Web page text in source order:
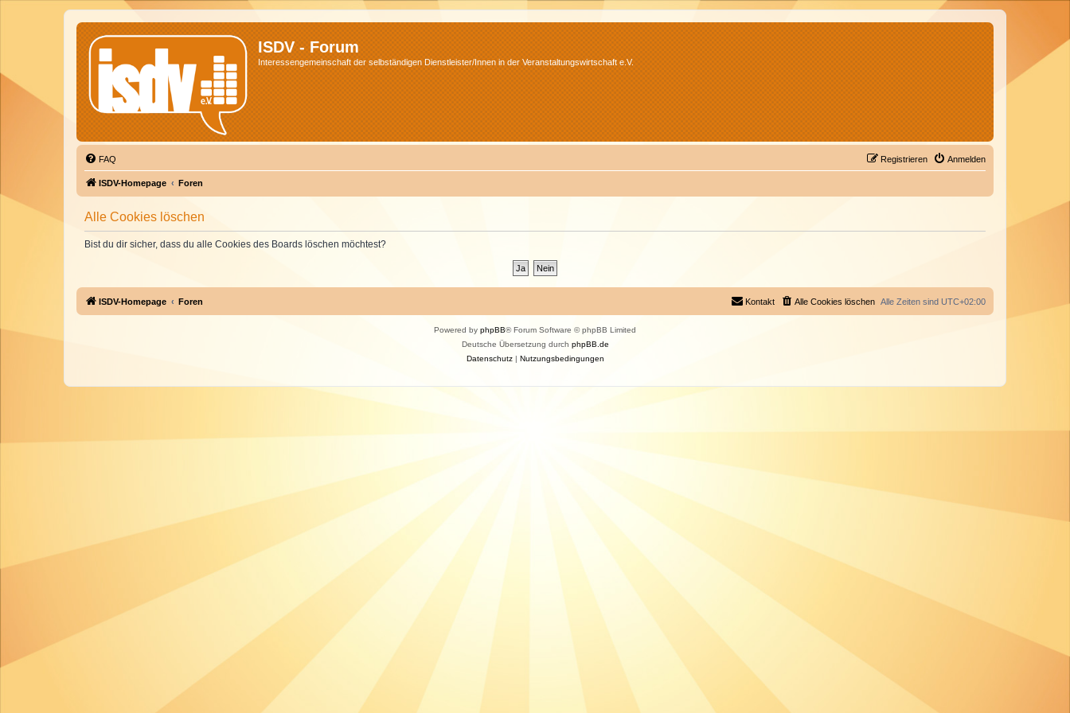
ISDV - Forum
Interessengemeinschaft der selbständigen Dienstleister/Innen in der Veranstaltungswirtschaft e.V.
FAQ Anmelden
Registrieren
ISDV-Homepage Foren
Alle Cookies löschen
Bist du dir sicher, dass du alle Cookies des Boards löschen möchtest?
ISDV-Homepage Foren Alle Zeiten sind UTC+02:00
Alle Cookies löschen
Kontakt
Powered by phpBB® Forum Software © phpBB Limited
Deutsche Übersetzung durch phpBB.de
Datenschutz| Nutzungsbedingungen